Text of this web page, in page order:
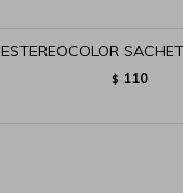
ESTEREOCOLOR
$ 110